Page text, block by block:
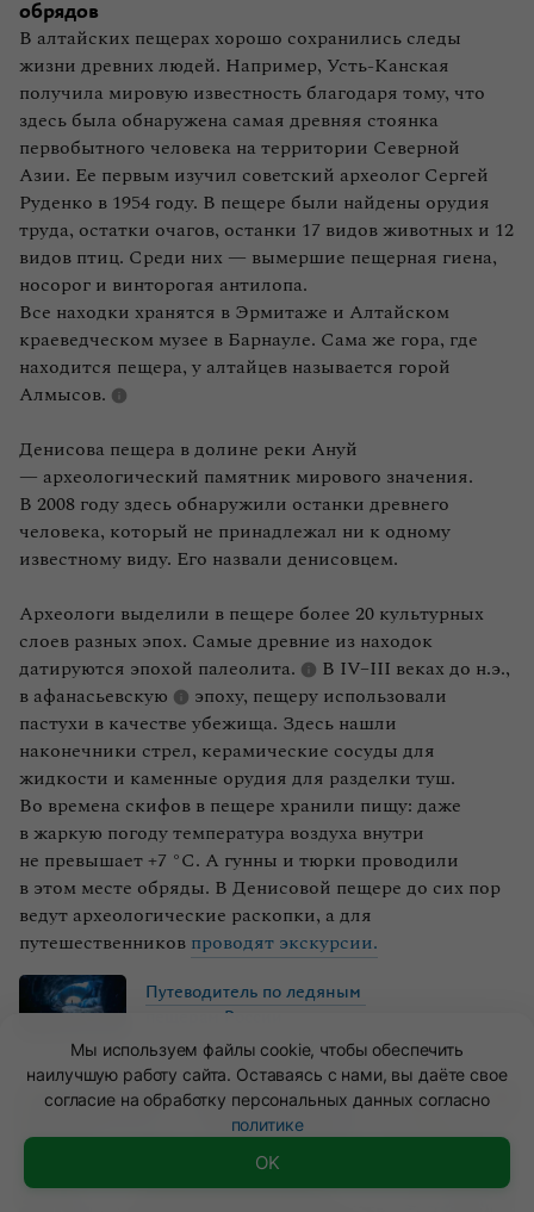
обрядов
В алтайских пещерах хорошо сохранились следы
жизни древних людей. Например, Усть‑Канская
получила мировую известность благодаря тому, что
здесь была обнаружена самая древняя стоянка
первобытного человека на территории Северной
Азии. Ее первым изучил советский археолог Сергей
Руденко в 1954 году. В пещере были найдены орудия
труда, остатки очагов, останки 17 видов животных и 12
видов птиц. Среди них — вымершие пещерная гиена,
носорог и винторогая антилопа.
Все находки хранятся в Эрмитаже и Алтайском
краеведческом музее в Барнауле. Сама же гора, где
находится пещера, у алтайцев называется горой
Алмысов.
Денисова пещера в долине реки Ануй
— археологический памятник мирового значения.
В 2008 году здесь обнаружили останки древнего
человека, который не принадлежал ни к одному
известному виду. Его назвали денисовцем.
Археологи выделили в пещере более 20 культурных
слоев разных эпох. Самые древние из находок
датируются эпохой палеолита.
В IV–III веках до н.э.,
в афанасьевскую
эпоху, пещеру использовали
пастухи в качестве убежища. Здесь нашли
наконечники стрел, керамические сосуды для
жидкости и каменные орудия для разделки туш.
Во времена скифов в пещере хранили пищу: даже
в жаркую погоду температура воздуха внутри
не превышает +7 °C. А гунны и тюрки проводили
в этом месте обряды. В Денисовой пещере до сих пор
ведут археологические раскопки, а для
путешественников проводят экскурсии.
Путеводитель по ледяным
России
Быстрая навигация
Мы используем файлы cookie, чтобы обеспечить
наилучшую работу сайта. Оставаясь с нами, вы даёте свое
согласие на обработку персональных данных согласно
политике
OK